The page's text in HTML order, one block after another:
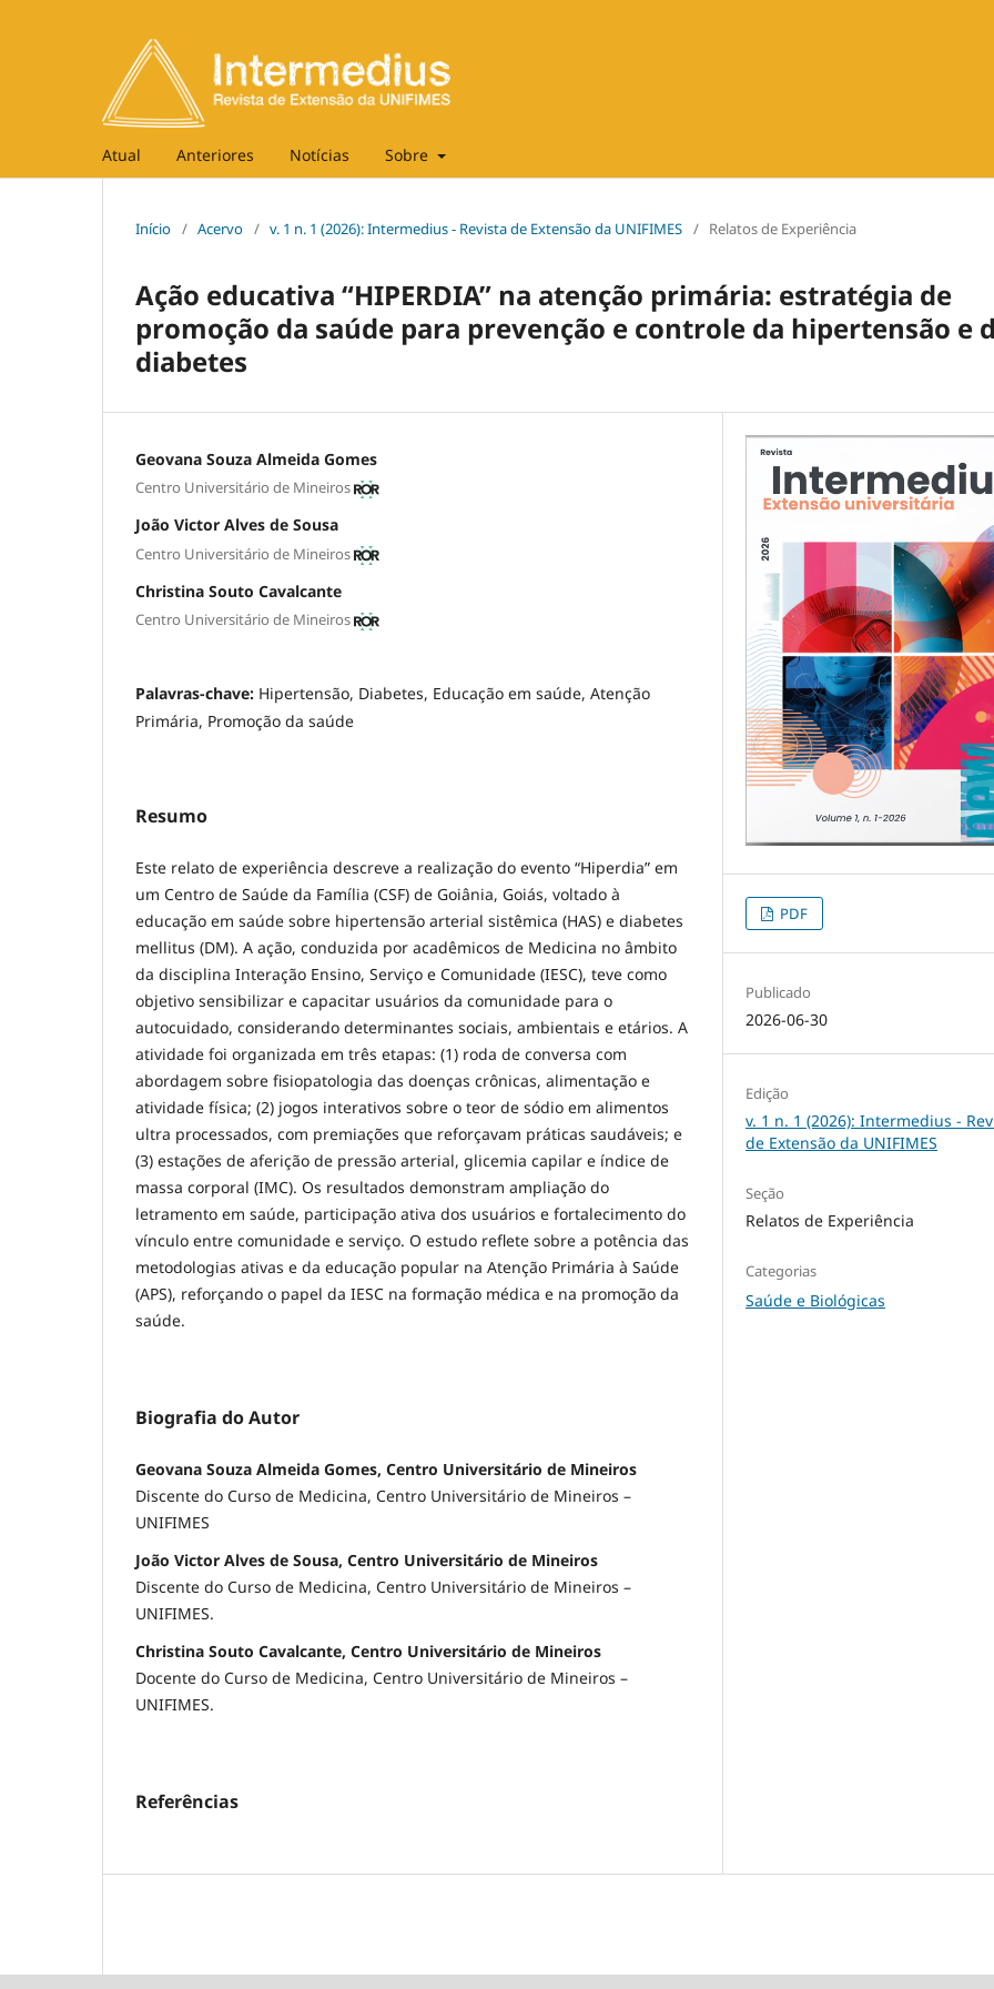
Atual Anteriores Notícias Sobre
Início / Acervo / v. 1 n. 1 (2026): Intermedius - Revista de Extensão da UNIFIMES / Relatos de Experiência
Ação educativa “HIPERDIA” na atenção primária: estratégia de
promoção da saúde para prevenção e controle da hipertensão e
diabetes
Geovana Souza Almeida Gomes
Centro Universitário de Mineiros
João Victor Alves de Sousa
Centro Universitário de Mineiros
Christina Souto Cavalcante
Centro Universitário de Mineiros
Palavras-chave: Hipertensão, Diabetes, Educação em saúde, Atenção
Primária, Promoção da saúde
Resumo
Este relato de experiência descreve a realização do evento “Hiperdia” em
um Centro de Saúde da Família (CSF) de Goiânia, Goiás, voltado à
educação em saúde sobre hipertensão arterial sistêmica (HAS) e diabetes
mellitus (DM). A ação, conduzida por acadêmicos de Medicina no âmbito
da disciplina Interação Ensino, Serviço e Comunidade (IESC), teve como
objetivo sensibilizar e capacitar usuários da comunidade para o
autocuidado, considerando determinantes sociais, ambientais e etários. A
atividade foi organizada em três etapas: (1) roda de conversa com
abordagem sobre fisiopatologia das doenças crônicas, alimentação e
atividade física; (2) jogos interativos sobre o teor de sódio em alimentos
ultra processados, com premiações que reforçavam práticas saudáveis; e
(3) estações de aferição de pressão arterial, glicemia capilar e índice de
massa corporal (IMC). Os resultados demonstram ampliação do
letramento em saúde, participação ativa dos usuários e fortalecimento do
vínculo entre comunidade e serviço. O estudo reflete sobre a potência das
metodologias ativas e da educação popular na Atenção Primária à Saúde
(APS), reforçando o papel da IESC na formação médica e na promoção da
saúde.
Biografia do Autor
Geovana Souza Almeida Gomes, Centro Universitário de Mineiros
Discente do Curso de Medicina, Centro Universitário de Mineiros –
UNIFIMES
João Victor Alves de Sousa, Centro Universitário de Mineiros
Discente do Curso de Medicina, Centro Universitário de Mineiros –
UNIFIMES.
Christina Souto Cavalcante, Centro Universitário de Mineiros
Docente do Curso de Medicina, Centro Universitário de Mineiros –
UNIFIMES.
Referências
PDF
Publicado
2026-06-30
Edição
v. 1 n. 1 (2026): Intermedius -
de Extensão da UNIFIMES
Seção
Relatos de Experiência
Categorias
Saúde e Biológicas